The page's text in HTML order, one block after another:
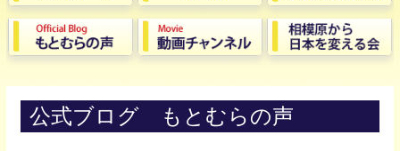
公式ブログ もとむらの声